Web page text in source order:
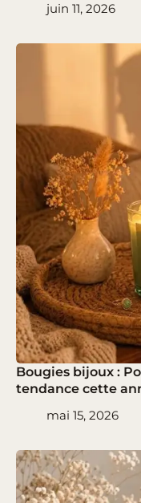
juin 11, 2026
Bougies bijoux :
tendance cette
mai 15, 2026